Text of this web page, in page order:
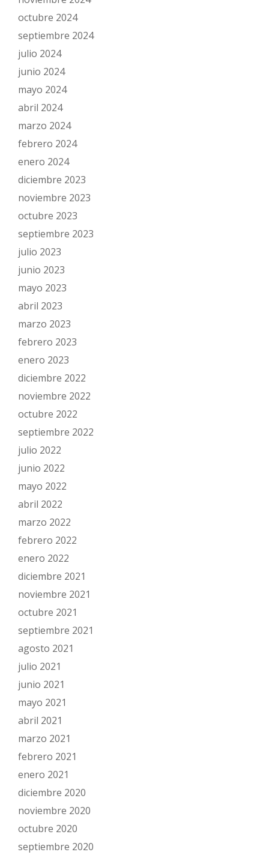
octubre 2024
septiembre 2024
julio 2024
junio 2024
mayo 2024
abril 2024
marzo 2024
febrero 2024
enero 2024
diciembre 2023
noviembre 2023
octubre 2023
septiembre 2023
julio 2023
junio 2023
mayo 2023
abril 2023
marzo 2023
febrero 2023
enero 2023
diciembre 2022
noviembre 2022
octubre 2022
septiembre 2022
julio 2022
junio 2022
mayo 2022
abril 2022
marzo 2022
febrero 2022
enero 2022
diciembre 2021
noviembre 2021
octubre 2021
septiembre 2021
agosto 2021
julio 2021
junio 2021
mayo 2021
abril 2021
marzo 2021
febrero 2021
enero 2021
diciembre 2020
noviembre 2020
octubre 2020
septiembre 2020